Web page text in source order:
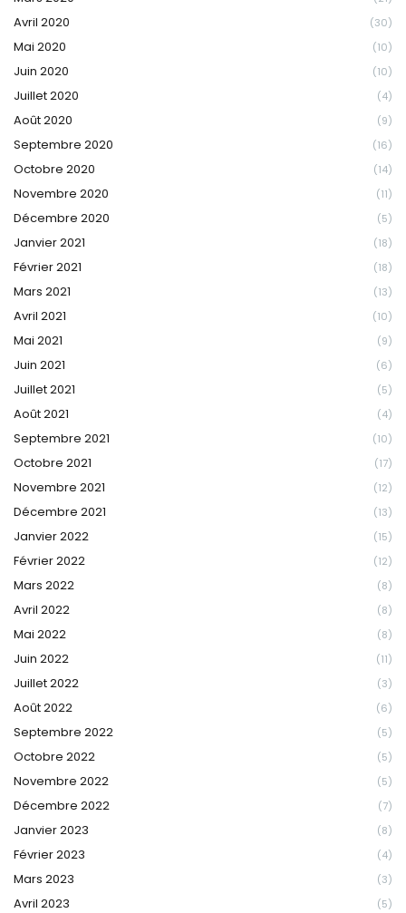
Avril 2020 (30)
Mai 2020 (10)
Juin 2020 (10)
Juillet 2020 (4)
Août 2020 (9)
Septembre 2020 (16)
Octobre 2020 (14)
Novembre 2020 (11)
Décembre 2020 (5)
Janvier 2021 (18)
Février 2021 (18)
Mars 2021 (13)
Avril 2021 (10)
Mai 2021 (9)
Juin 2021 (6)
Juillet 2021 (5)
Août 2021 (4)
Septembre 2021 (10)
Octobre 2021 (17)
Novembre 2021 (12)
Décembre 2021 (13)
Janvier 2022 (15)
Février 2022 (12)
Mars 2022 (8)
Avril 2022 (8)
Mai 2022 (8)
Juin 2022 (11)
Juillet 2022 (3)
Août 2022 (6)
Septembre 2022 (5)
Octobre 2022 (5)
Novembre 2022 (5)
Décembre 2022 (7)
Janvier 2023 (8)
Février 2023 (4)
Mars 2023 (3)
Avril 2023 (5)